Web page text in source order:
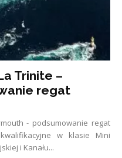
Trinite –
regat
- podsumowanie regat
w klasie Mini
i Kanału...